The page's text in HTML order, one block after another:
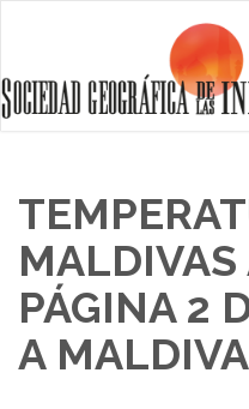
MALDIVAS
PÁGINA 2
A